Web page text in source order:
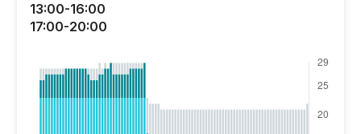
13:00-16:00
17:00-20:00